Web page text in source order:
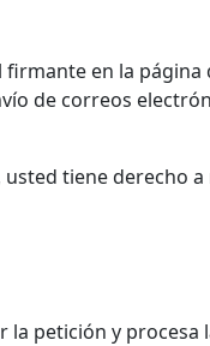
en la página
de correos
tiene derecho
la petición y procesa